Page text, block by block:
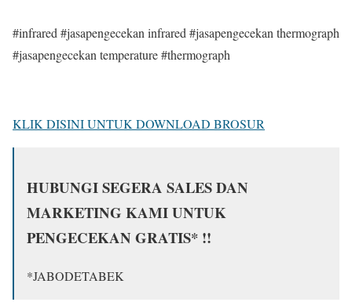
#infrared #jasapengecekan infrared #jasapengecekan thermograph
#jasapengecekan temperature #thermograph
KLIK DISINI UNTUK DOWNLOAD BROSUR
HUBUNGI SEGERA SALES DAN
MARKETING KAMI UNTUK
PENGECEKAN GRATIS* !!
*JABODETABEK